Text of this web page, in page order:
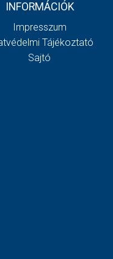
INFORMÁCIÓK
Impresszum
Tájékoztató
Sajtó